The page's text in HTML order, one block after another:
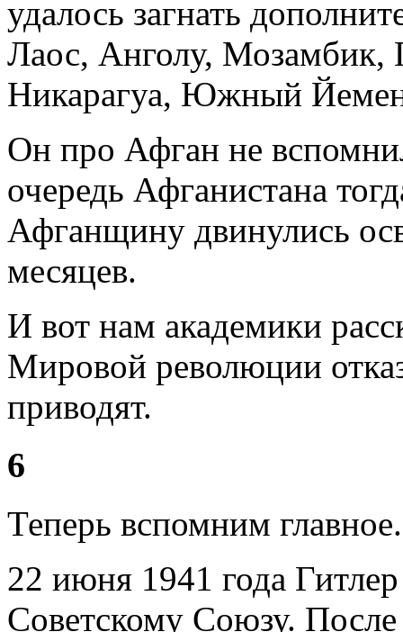
удалось загнать
Лаос, Анголу,
Никарагуа, Южный
Он про Афган не
очередь Афганистана
Афганщину двинулись
месяцев.
И вот нам академики
Мировой революции
приводят.
6
Теперь вспомним главное.
22 июня 1941 года
Советскому Союзу. После